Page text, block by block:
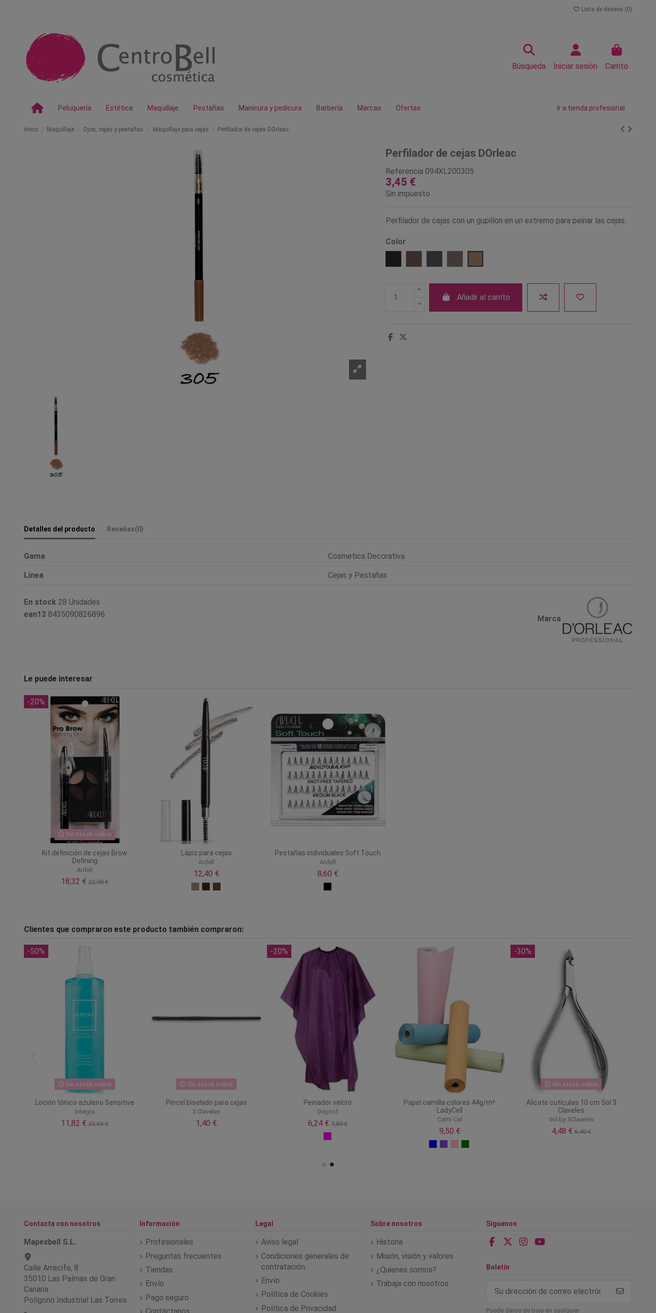
Lista de deseos (0)
Búsqueda Iniciar sesión Carrito
Peluquería Estética Maquillaje Pestañas Manicura y pedicura Barbería Marcas Ofertas Ir a tienda profesional
Inicio Maquillaje Ojos, cejas y pestañas Maquillaje para cejas Perfilador de cejas DOrleac
Perfilador de cejas DOrleac
Referencia 094XL200305
3,45 €
Sin impuesto
Perfilador de cejas con un gupillon en un extremo para peinar las cejas.
Color
Añadir al carrito
Detalles del producto Reseñas(0)
Gama Cosmetica Decorativa
Linea Cejas y Pestañas
Marca
En stock 28 Unidades
ean13 8435090826896
Le puede interesar
-20%
Sin stock online
Kit definición de cejas Brow
Defining
Ardell
18,32 €22,90 €
Lápiz para cejas
Ardell
12,40 €
Pestañas individuales Soft Touch
Ardell
8,60 €
Clientes que compraron este producto también compraron:
-50%
Sin stock online
Loción tónico azuleno Sensitive
Integra
11,82 €23,63 €
Sin stock online
Pincel biselado para cejas
3 Claveles
1,40 €
-20%
Peinador velcro
Disprof
6,24 €7,80 €
Papel camilla colores 44g/m²
LadyCell
Cami-Cel
9,50 €
-30%
Sin stock online
Alicate cutículas 10 cm Sol 3
Claveles
Sol by 3Claveles
4,48 € 6,40 €
Contacta con nosotros
Mapexbell S.L.
Calle Arrecife, 8
35010 Las Palmas de Gran
Canaria
Polígono Industrial Las Torres
Información
Profesionales
Preguntas frecuentes
Tiendas
Envío
Pago seguro
Legal
Aviso legal
Condiciones generales de
contratación
Envío
Política de Cookies
Política de Privacidad
Sobre nosotros
Historia
Misión, visión y valores
¿Quienes somos?
Trabaja con nosotros
Síguenos
Boletín
Puede darse de baja en cualquier